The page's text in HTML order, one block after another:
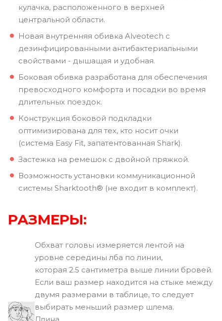
кулачка, расположенного в верхней
центральной области.
Новая внутренняя обивка Alveotech с
дезинфицированными антибактериальными
свойствами - дышащая и удобная.
Боковая обивка разработана для обеспечения
превосходного комфорта и посадки во время
длительных поездок.
Конструкция боковой подкладки
оптимизирована для тех, кто носит очки
(система Easy Fit, запатентованная Shark).
Застежка на ремешок с двойной пряжкой.
Возможность установки коммуникационной
системы Sharktooth® (не входит в комплект).
РАЗМЕРЫ:
Обхват головы измеряется лентой на
уровне середины лба по линии,
которая 2.5 сантиметра выше линии бровей.
Если ваш размер находится на стыке между
двумя размерами в таблице, то следует
выбирать меньший размер шлема.